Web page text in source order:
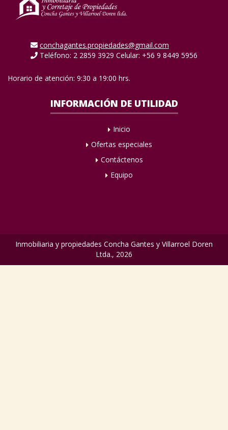
conchagantes.propiedades@gmail.com
Teléfono: 2 2859 3929 Celular: +56 9 8449 5956
Horario de atención: 9:30 a 19:00 hrs.
INFORMACIÓN DE UTILIDAD
Inicio
Ofertas especiales
Contáctenos
Equipo
Inmobiliaria y propiedades Concha Gantes y Villarroel Doren
Ltda., 2026